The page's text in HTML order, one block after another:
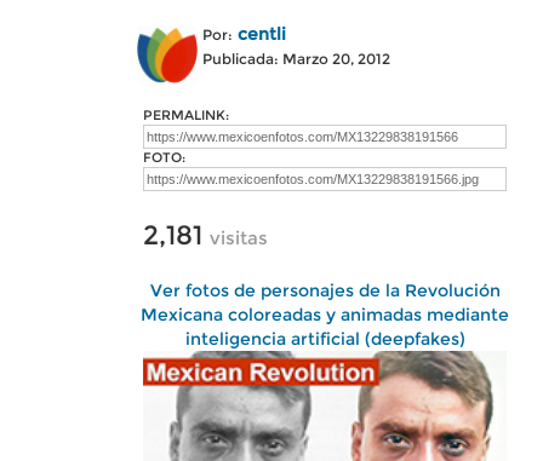
Por: centli
Publicada: Marzo 20, 2012
PERMALINK:
FOTO:
2,181 visitas
Ver fotos de personajes de la Revolución
Mexicana coloreadas y animadas mediante
inteligencia artificial (deepfakes)